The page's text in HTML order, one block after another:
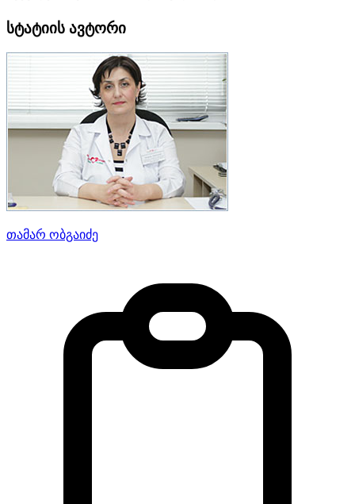
სტატიის ავტორი
თამარ ობგაიძე